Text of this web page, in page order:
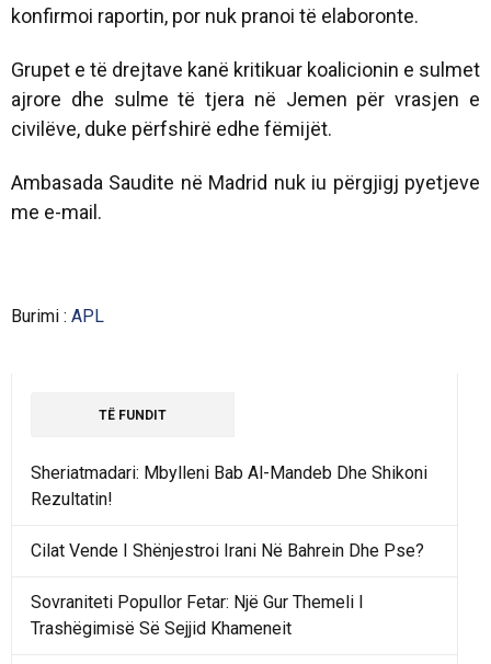
konfirmoi raportin, por nuk pranoi të elaboronte.
Grupet e të drejtave kanë kritikuar koalicionin e sulmet
ajrore dhe sulme të tjera në Jemen për vrasjen e
civilëve, duke përfshirë edhe fëmijët.
Ambasada Saudite në Madrid nuk iu përgjigj pyetjeve
me e-mail.
Burimi : APL
TË FUNDIT
Sheriatmadari: Mbylleni Bab Al-Mandeb Dhe Shikoni
Rezultatin!
Cilat Vende I Shënjestroi Irani Në Bahrein Dhe Pse?
Sovraniteti Popullor Fetar: Një Gur Themeli I
Trashëgimisë Së Sejjid Khameneit